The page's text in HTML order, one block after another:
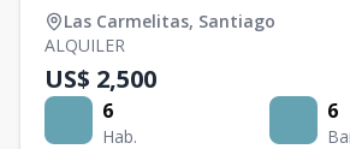
Las Carmelitas, Santiago
ALQUILER
US$ 2,500
6
Hab.
6